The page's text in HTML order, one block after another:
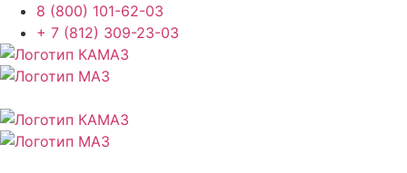
8 (800) 101-62-03
+ 7 (812) 309-23-03